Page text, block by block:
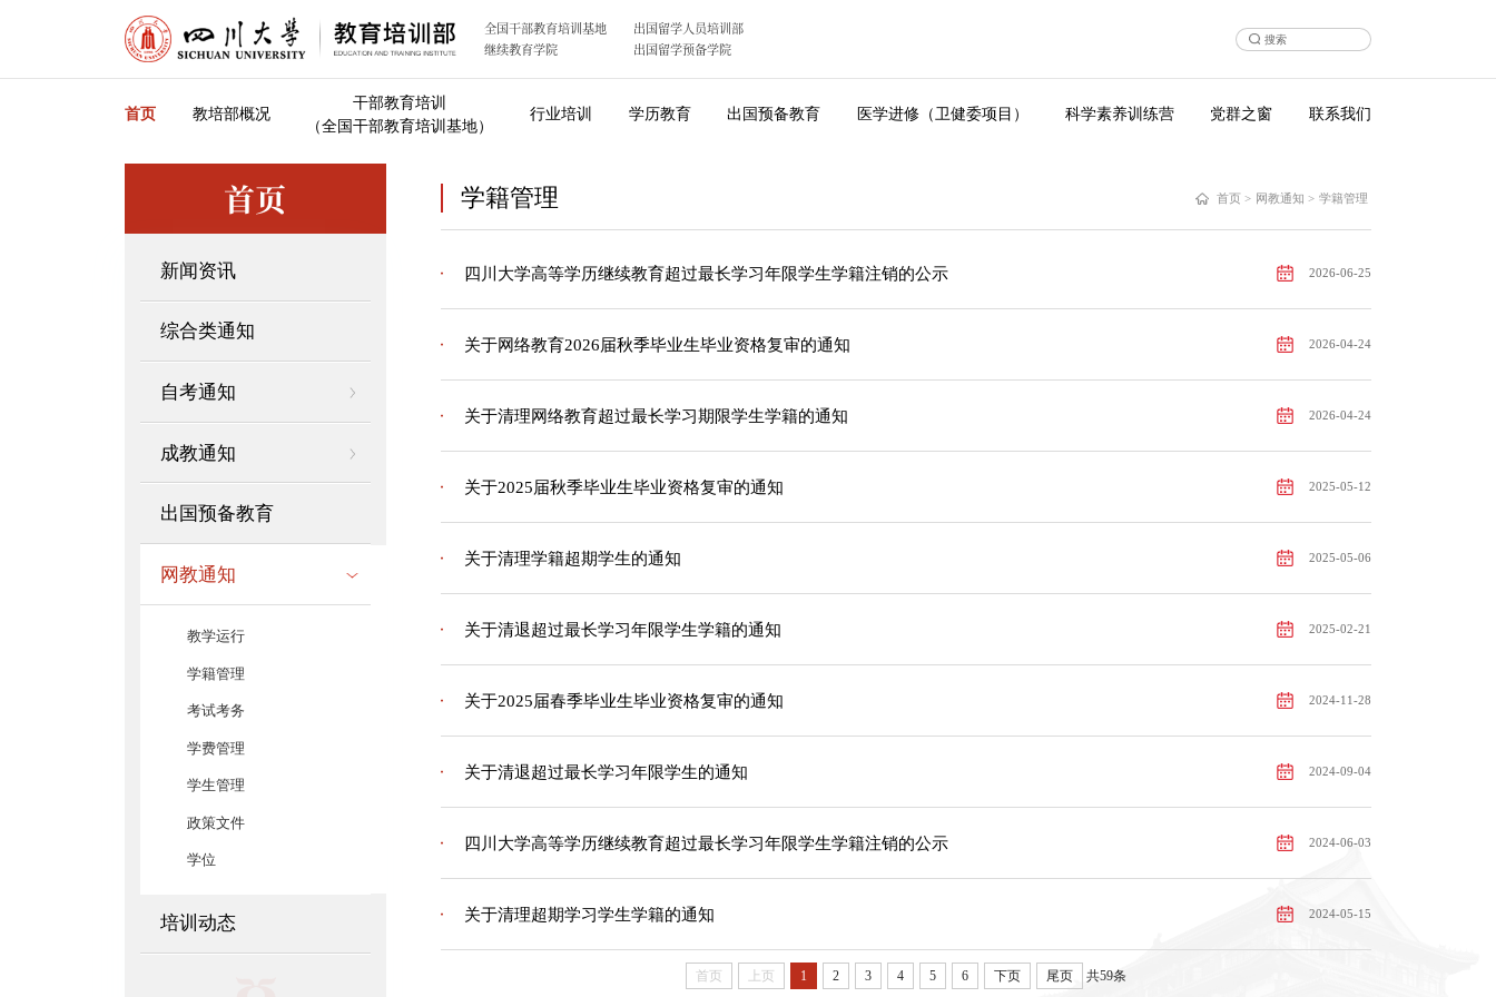
全国干部教育培训基地
继续教育学院
出国留学人员培训部
出国留学预备学院
首页 教培部概况
干部教育培训
（全国干部教育培训基地）
行业培训 学历教育 出国预备教育 医学进修（卫健委项目） 科学素养训练营 党群之窗 联系我们
首页
新闻资讯
综合类通知
自考通知
成教通知
出国预备教育
网教通知
教学运行
学籍管理
考试考务
学费管理
学生管理
政策文件
学位
培训动态
学籍管理 首页 > 网教通知 > 学籍管理
2026-06-25
四川大学高等学历继续教育超过最长学习年限学生学籍注销的公示
2026-04-24
关于网络教育2026届秋季毕业生毕业资格复审的通知
2026-04-24
关于清理网络教育超过最长学习期限学生学籍的通知
2025-05-12
关于2025届秋季毕业生毕业资格复审的通知
2025-05-06
关于清理学籍超期学生的通知
2025-02-21
关于清退超过最长学习年限学生学籍的通知
2024-11-28
关于2025届春季毕业生毕业资格复审的通知
2024-09-04
关于清退超过最长学习年限学生的通知
2024-06-03
四川大学高等学历继续教育超过最长学习年限学生学籍注销的公示
2024-05-15
关于清理超期学习学生学籍的通知
首页 上页 1 2 3 4 5 6 下页 尾页 共59条